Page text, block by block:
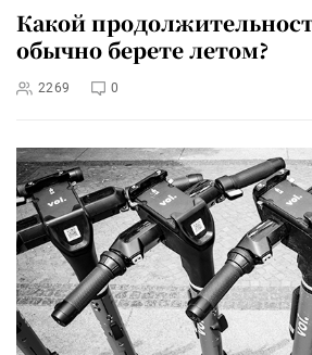
Какой
обычно берете летом?
2269 0